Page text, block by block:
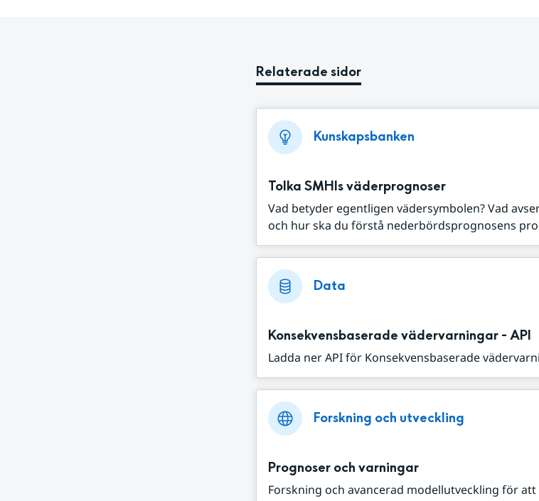
Relaterade sidor
Kunskapsbanken
Tolka SMHIs väderprognoser
Vad betyder egentligen vädersymbolen? Vad
och hur ska du förstå nederbördsprognosens
Data
Konsekvensbaserade vädervarningar - API
Ladda ner API för Konsekvensbaserade
Forskning och utveckling
Prognoser och varningar
Forskning och avancerad modellutveckling för att